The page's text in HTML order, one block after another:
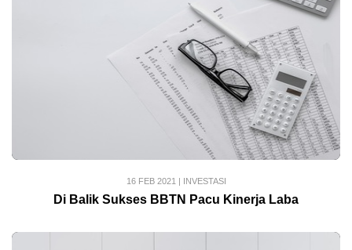
16 FEB 2021 INVESTASI
Di Balik Sukses BBTN Pacu Kinerja Laba